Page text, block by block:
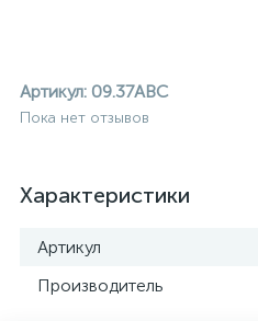
Артикул: 09.37ABC
Пока нет отзывов
Характеристики
Артикул
Производитель